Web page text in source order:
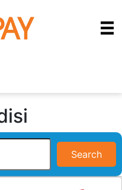
Search